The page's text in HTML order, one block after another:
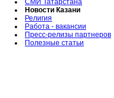
СМИ Татарстана
Новости Казани
Религия
Работа - вакансии
Пресс-релизы партнеров
Полезные статьи